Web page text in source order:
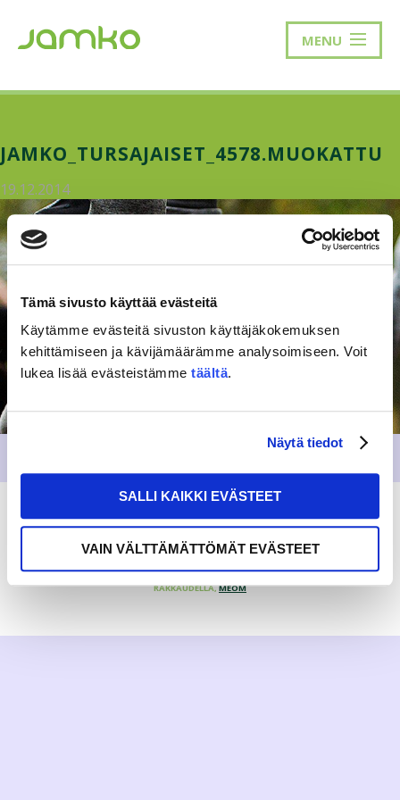
Tämä sivusto käyttää evästeitä
Käytämme evästeitä sivuston käyttäjäkokemuksen
kehittämiseen ja kävijämäärämme analysoimiseen. Voit
lukea lisää evästeistämme täältä.
Näytä tiedot
SALLI KAIKKI EVÄSTEET
VAIN VÄLTTÄMÄTTÖMÄT EVÄSTEET
MENU
JAMKO_TURSAJAISET_4578.MUOKATTU
19.12.2014
RAKKAUDELLA,MEOM